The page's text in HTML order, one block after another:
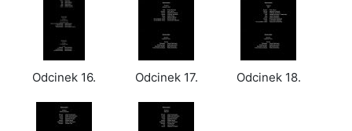
Odcinek 16. Odcinek 17. Odcinek 18.